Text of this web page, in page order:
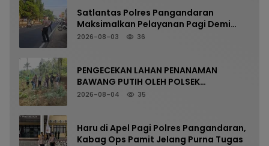
Satlantas Polres Pangandaran
Maksimalkan Pelayanan Pagi Demi
Kelancaran Arus Kendaraan
2026-08-03 36
PENGECEKAN LAHAN PENANAMAN
BAWANG PUTIH OLEH POLSEK
LANGKAPLANCAR DUKUNG PROGRAM
2026-08-04 35
Haru di Apel Pagi Polres Pangandaran,
Kabag Ops Pamit Jelang Purna Tugas